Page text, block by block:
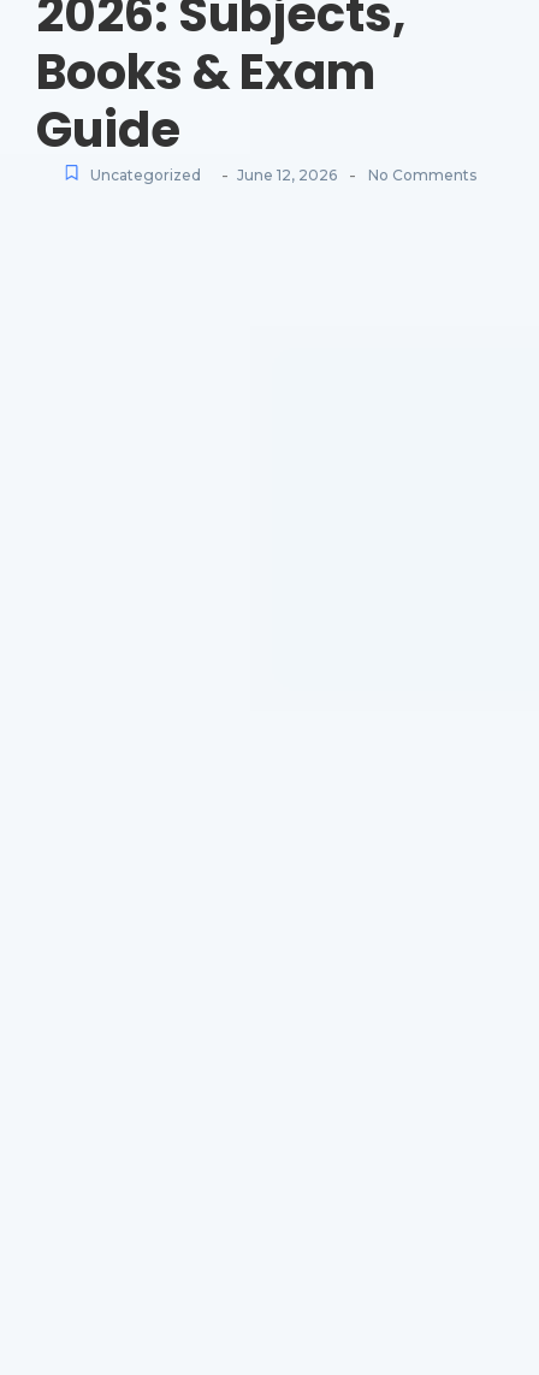
2026: Subjects,
Books & Exam
Guide
Uncategorized - June 12, 2026 - No Comments